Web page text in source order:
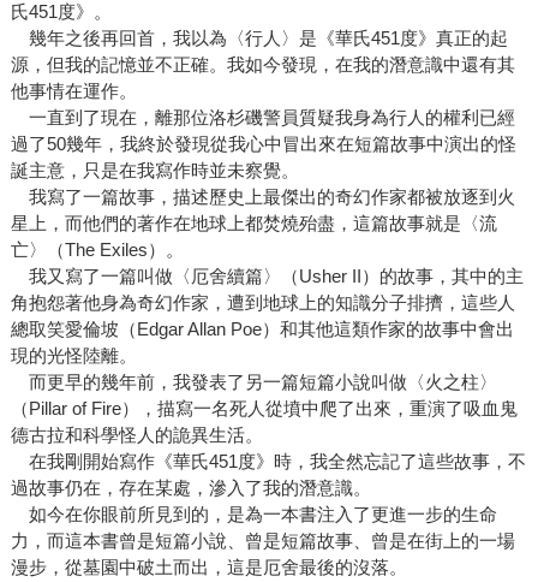
氏451度》。
幾年之後再回首，我以為〈行人〉是《華氏451度》真正的起
源，但我的記憶並不正確。我如今發現，在我的潛意識中還有其
他事情在運作。
一直到了現在，離那位洛杉磯警員質疑我身為行人的權利已經
過了50幾年，我終於發現從我心中冒出來在短篇故事中演出的怪
誕主意，只是在我寫作時並未察覺。
我寫了一篇故事，描述歷史上最傑出的奇幻作家都被放逐到火
星上，而他們的著作在地球上都焚燒殆盡，這篇故事就是〈流
亡〉（The Exiles）。
我又寫了一篇叫做〈厄舍續篇〉（Usher II）的故事，其中的主
角抱怨著他身為奇幻作家，遭到地球上的知識分子排擠，這些人
總取笑愛倫坡（Edgar Allan Poe）和其他這類作家的故事中會出
現的光怪陸離。
而更早的幾年前，我發表了另一篇短篇小說叫做〈火之柱〉
（Pillar of Fire），描寫一名死人從墳中爬了出來，重演了吸血鬼
德古拉和科學怪人的詭異生活。
在我剛開始寫作《華氏451度》時，我全然忘記了這些故事，不
過故事仍在，存在某處，滲入了我的潛意識。
如今在你眼前所見到的，是為一本書注入了更進一步的生命
力，而這本書曾是短篇小說、曾是短篇故事、曾是在街上的一場
漫步，從墓園中破土而出，這是厄舍最後的沒落。